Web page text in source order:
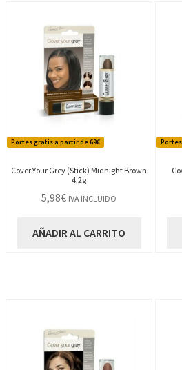
Portes gratis a partir de 69€
Cover Your Grey (Stick) Midnight Brown
4,2g
5,98€ IVA INCLUIDO
AÑADIR AL CARRITO